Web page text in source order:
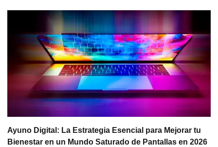
Ayuno Digital: La Estrategia Esencial para Mejorar tu
Bienestar en un Mundo Saturado de Pantallas en 2026